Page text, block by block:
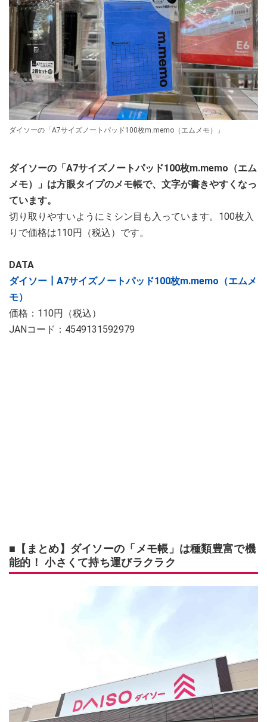
ダイソーの「A7サイズノートパッド100枚m.memo（エムメモ）」
ダイソーの「A7サイズノートパッド100枚m.memo（エム
メモ）」は方眼タイプのメモ帳で、文字が書きやすくなっ
ています。
切り取りやすいようにミシン目も入っています。100枚入
りで価格は110円（税込）です。
DATA
ダイソー┃A7サイズノートパッド100枚m.memo（エムメ
モ）
価格：110円（税込）
JANコード：4549131592979
■【まとめ】ダイソーの「メモ帳」は種類豊富で機
能的！ 小さくて持ち運びラクラク